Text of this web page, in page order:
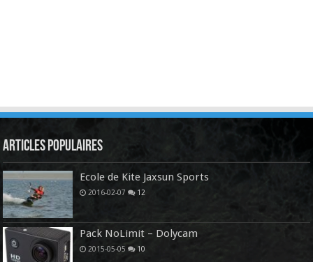
Articles Populaires
Ecole de Kite Jaxsun Sports
2016-02-07 12
Pack NoLimit – Dolycam
2015-05-05 10